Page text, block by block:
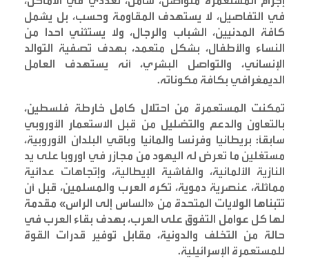
في التفاصيل، لا يستهدف المقاومة وحسب، بل يشمل
كافة المدنيين، الشباب والرجال، ولا يستثني احدا من
النساء والأطفال، بشكل متعمد، بهدف تصفية التوالد
الإنساني، والتواصل البشري، أنه يستهدف العامل
الديمغرافي بكافة مكوناته.
تمكنت المستعمرة من احتلال كامل خارطة فلسطين،
بالتعاون والدعم والتضليل من قبل الاستعمار الأوروبي
سابقاً: بريطانيا وفرنسا والمانيا وباقي البلدان الأوروبية،
مستغلين ما تعرض له اليهود من مجازر في اوروبا على يد
النازية الألمانية، والفاشية الإيطالية، وإتجاهات عدائية
مماثلة، عنصرية دموية، تكره العرب والمسلمين، قبل أن
تتبناها الولايات المتحدة من «الساس إلى الراس» مقدمة
لها كل عوامل التفوق على العرب، بهدف بقاء العرب في
حالة من التخلف والدونية، مقابل توفير قدرات القوة
للمستعمرة الإسرائيلية.